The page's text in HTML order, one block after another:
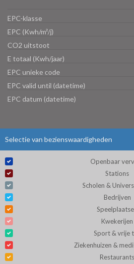
EPC-klasse
EPC (Kwh/m²/j)
CO2 uitstoot
E totaal (Kwh/jaar)
EPC unieke code
EPC valid until (datetime)
EPC datum (datetime)
Selectie van bezienswaardigheden
Openbaar
Stations
Scholen &
Bedrijven
Kwekerijen
Sport & vrije
Ziekenhuizen &
Restaurants